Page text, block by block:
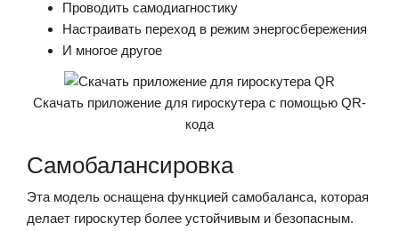
Проводить самодиагностику
Настраивать переход в режим энергосбережения
И многое другое
Скачать приложение для гироскутера с помощью QR-
кода
Самобалансировка
Эта модель оснащена функцией самобаланса, которая
делает гироскутер более устойчивым и безопасным.